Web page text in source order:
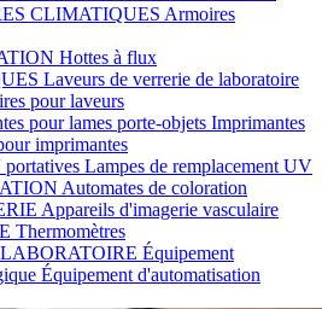
CLIMATIQUES Armoires
Hottes à flux
Laveurs de verrerie de laboratoire
pour laveurs
pour lames porte-objets Imprimantes
imprimantes
Lampes de remplacement UV
Automates de coloration
Appareils d'imagerie vasculaire
Thermomètres
Équipement
Équipement d'automatisation